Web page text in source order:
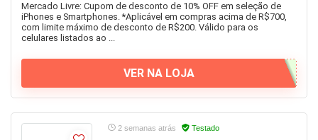
Mercado Livre: Cupom de desconto de 10% OFF em seleção de
iPhones e Smartphones. *Aplicável em compras acima de R$700,
com limite máximo de desconto de R$200. Válido para os
celulares listados ao ...
VER NA LOJA
2 semanas atrás Testado